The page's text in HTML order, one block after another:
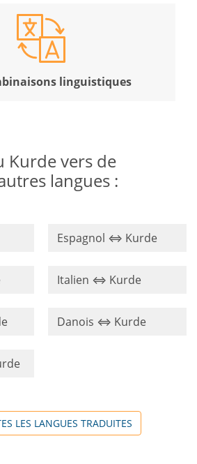
linguistiques
Kurde vers de
langues :
Espagnol ⇔ Kurde
Italien ⇔ Kurde
Danois ⇔ Kurde
LES LANGUES TRADUITES